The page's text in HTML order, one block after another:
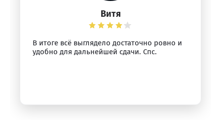
Витя
В итоге всё выглядело достаточно ровно и
удобно для дальнейшей сдачи. Спс.